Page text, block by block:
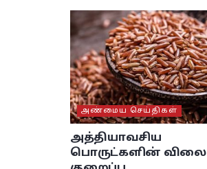
அண்மைய செய்திகள்
அத்தியாவசிய
பொருட்களின் விலை